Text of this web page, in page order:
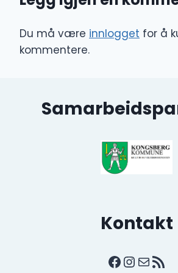
Du må være innlogget for å
kommentere.
Kontakt
Facebook
E-post
RSS-